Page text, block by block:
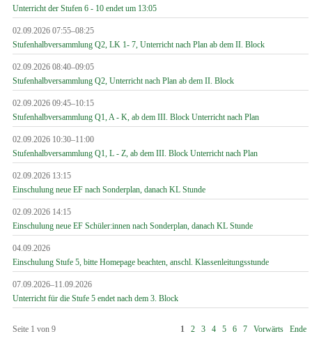
Unterricht der Stufen 6 - 10 endet um 13:05
02.09.2026 07:55–08:25
Stufenhalbversammlung Q2, LK 1- 7, Unterricht nach Plan ab dem II. Block
02.09.2026 08:40–09:05
Stufenhalbversammlung Q2, Unterricht nach Plan ab dem II. Block
02.09.2026 09:45–10:15
Stufenhalbversammlung Q1, A - K, ab dem III. Block Unterricht nach Plan
02.09.2026 10:30–11:00
Stufenhalbversammlung Q1, L - Z, ab dem III. Block Unterricht nach Plan
02.09.2026 13:15
Einschulung neue EF nach Sonderplan, danach KL Stunde
02.09.2026 14:15
Einschulung neue EF Schüler:innen nach Sonderplan, danach KL Stunde
04.09.2026
Einschulung Stufe 5, bitte Homepage beachten, anschl. Klassenleitungsstunde
07.09.2026–11.09.2026
Unterricht für die Stufe 5 endet nach dem 3. Block
Seite 1 von 9 1 2 3 4 5 6 7 Vorwärts Ende